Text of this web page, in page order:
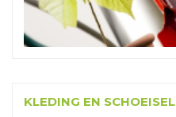
KLEDING EN SCHOEISEL